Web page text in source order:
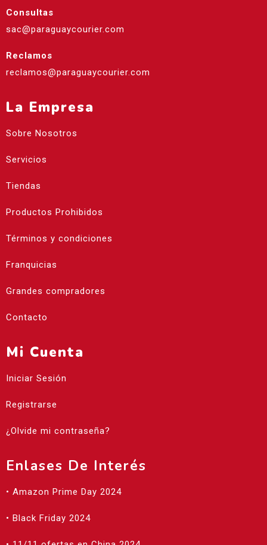
Consultas
sac@paraguaycourier.com
Reclamos
reclamos@paraguaycourier.com
La Empresa
Sobre Nosotros
Servicios
Tiendas
Productos Prohibidos
Términos y condiciones
Franquicias
Grandes compradores
Contacto
Mi Cuenta
Iniciar Sesión
Registrarse
¿Olvide mi contraseña?
Enlases De Interés
• Amazon Prime Day 2024
• Black Friday 2024